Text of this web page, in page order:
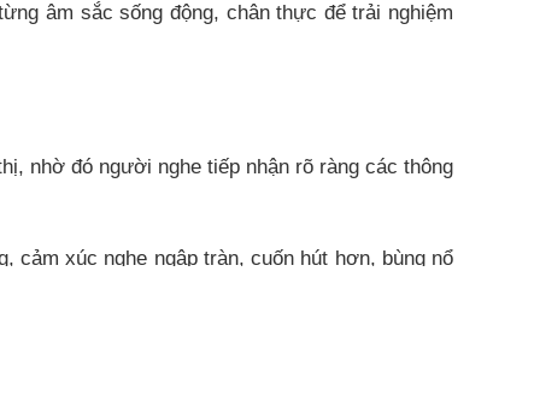
âm sắc sống động, chân thực để trải nghiệm
nhờ đó người nghe tiếp nhận rõ ràng các thông
cảm xúc nghe ngập tràn, cuốn hút hơn, bùng nổ
cấn.